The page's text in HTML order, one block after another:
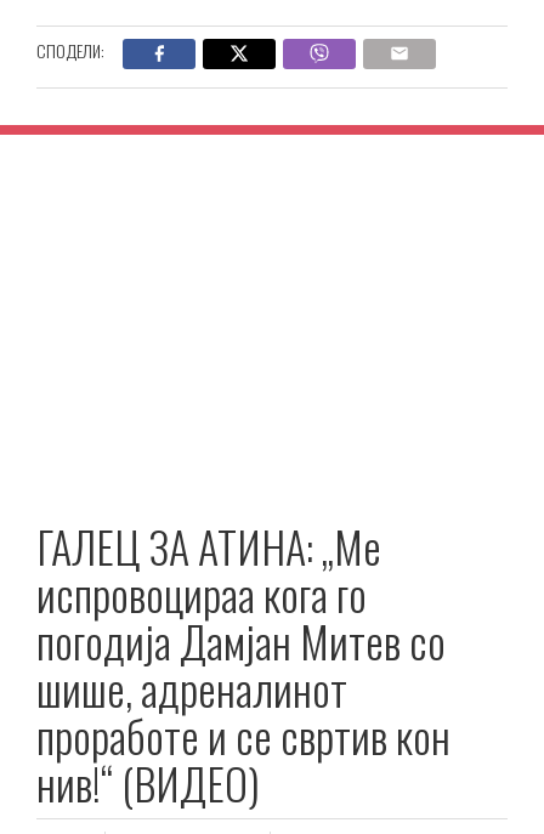
СПОДЕЛИ:
ГАЛЕЦ ЗА АТИНА: „Ме
испровоцираа кога го
погодија Дамјан Митев со
шише, адреналинот
проработе и се свртив кон
нив!“ (ВИДЕО)